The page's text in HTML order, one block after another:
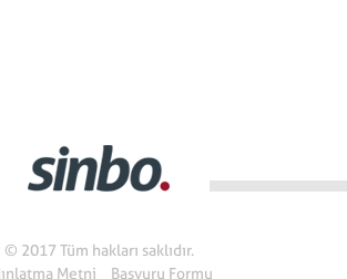
© 2017 Tüm hakları saklıdır.
Metni
Başvuru Formu